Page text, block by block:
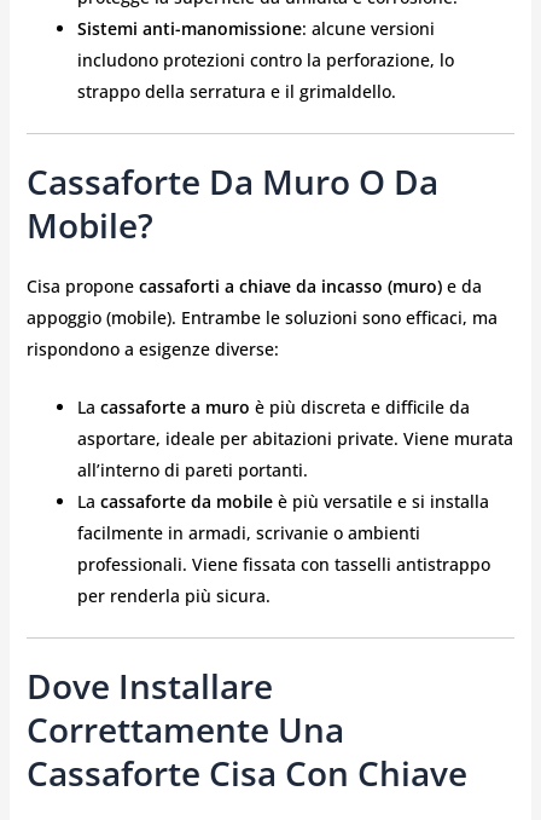
Sistemi anti-manomissione: alcune versioni
includono protezioni contro la perforazione, lo
strappo della serratura e il grimaldello.
Cassaforte Da Muro O Da
Mobile?
Cisa propone cassaforti a chiave da incasso (muro)e da
appoggio (mobile). Entrambe le soluzioni sono efficaci, ma
rispondono a esigenze diverse:
La cassaforte a muro è più discreta e difficile da
asportare, ideale per abitazioni private. Viene murata
all’interno di pareti portanti.
La cassaforte da mobileè più versatile e si installa
facilmente in armadi, scrivanie o ambienti
professionali. Viene fissata con tasselli antistrappo
per renderla più sicura.
Dove Installare
Correttamente Una
Cassaforte Cisa Con Chiave